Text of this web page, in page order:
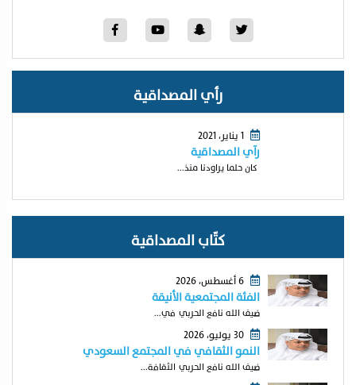
رأي المصداقية
1 يناير، 2021
رآي المصداقية
كان حلما يراودنا منذ...
كتّاب المصداقية
6 أغسطس، 2026
الفئة المجتمعية الأنيقة
ضيف الله نافع الحربي في...
30 يوليو، 2026
النمو الثقافي في المجتمع السعودي
ضيف الله نافع الحربي الثقافة...